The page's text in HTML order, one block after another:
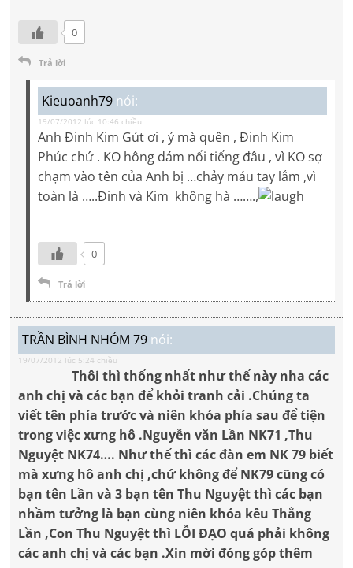
0
Trả lời
Kieuoanh79 nói:
19/07/2012 lúc 10:46 chiều
Anh Đinh Kim Gút ơi , ý mà quên , Đinh Kim
Phúc chứ . KO hông dám nổi tiếng đâu , vì KO sợ
chạm vào tên của Anh bị …chảy máu tay lắm ,vì
toàn là …..Đinh và Kim không hà …….,
0
Trả lời
TRẦN BÌNH NHÓM 79 nói:
19/07/2012 lúc 5:24 chiều
Thôi thì thống nhất như thế này nha các
anh chị và các bạn để khỏi tranh cải .Chúng ta
viết tên phía trước và niên khóa phía sau để tiện
trong việc xưng hô .Nguyễn văn Lần NK71 ,Thu
Nguyệt NK74…. Như thế thì các đàn em NK 79 biết
mà xưng hô anh chị ,chứ không để NK79 cũng có
bạn tên Lần và 3 bạn tên Thu Nguyệt thì các bạn
nhầm tưởng là bạn cùng niên khóa kêu Thằng
Lần ,Con Thu Nguyệt thì LỖI ĐẠO quá phải không
các anh chị và các bạn .Xin mời đóng góp thêm